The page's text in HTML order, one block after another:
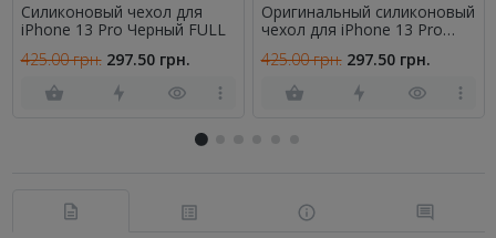
Силиконовый чехол для
iPhone 13 Pro Черный FULL
425.00 грн. 297.50 грн.
Оригинальный силиконовый
чехол для iPhone 13 Pro
425.00 грн. 297.50 грн.